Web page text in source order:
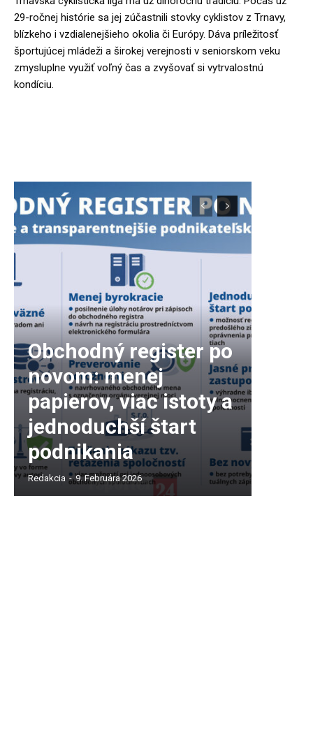
29-ročnej histórie sa jej zúčastnili stovky cyklistov z Trnavy,
blízkeho i vzdialenejšieho okolia či Európy. Dáva príležitosť
športujúcej mládeži a širokej verejnosti v seniorskom veku
zmysluplne využiť voľný čas a zvyšovať si vytrvalostnú
kondíciu.
Obchodný register po
novom: menej
papierov, viac istoty a
jednoduchší štart
podnikania
Redakcia - 9. Februára 2026